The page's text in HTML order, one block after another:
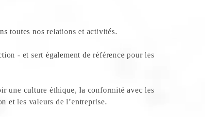
toutes nos relations et activités.
- et sert également de référence pour les
une culture éthique, la conformité avec les
et les valeurs de l’entreprise.